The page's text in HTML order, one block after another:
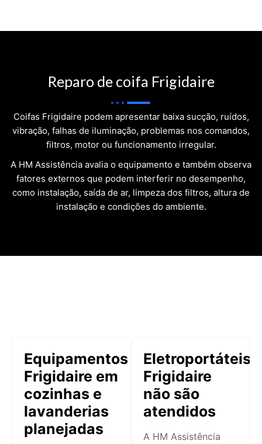
Reparo de coifa Frigidaire
Coifas Frigidaire podem apresentar baixa sucção, ruídos,
vibração, falhas de iluminação, problemas nos comandos,
filtros, motor ou funcionamento irregular.
A HM Assistência avalia o equipamento e também observa
fatores externos que podem interferir no desempenho,
como instalação, saída de ar, limpeza dos filtros, altura de
instalação e condições do ambiente.
Equipamentos
Frigidaire em
cozinhas e
lavanderias
planejadas
Eletroportáteis
Frigidaire
não são
atendidos
A HM Assistência